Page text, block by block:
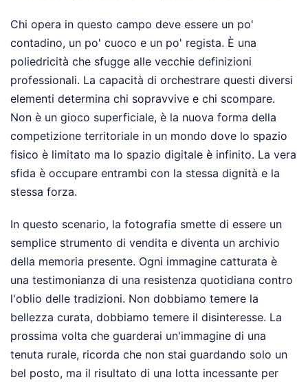
Chi opera in questo campo deve essere un po'
contadino, un po' cuoco e un po' regista. È una
poliedricità che sfugge alle vecchie definizioni
professionali. La capacità di orchestrare questi diversi
elementi determina chi sopravvive e chi scompare.
Non è un gioco superficiale, è la nuova forma della
competizione territoriale in un mondo dove lo spazio
fisico è limitato ma lo spazio digitale è infinito. La vera
sfida è occupare entrambi con la stessa dignità e la
stessa forza.
In questo scenario, la fotografia smette di essere un
semplice strumento di vendita e diventa un archivio
della memoria presente. Ogni immagine catturata è
una testimonianza di una resistenza quotidiana contro
l'oblio delle tradizioni. Non dobbiamo temere la
bellezza curata, dobbiamo temere il disinteresse. La
prossima volta che guarderai un'immagine di una
tenuta rurale, ricorda che non stai guardando solo un
bel posto, ma il risultato di una lotta incessante per